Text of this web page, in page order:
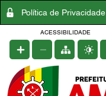
Política de Privacidade
ACESSIBILIDADE